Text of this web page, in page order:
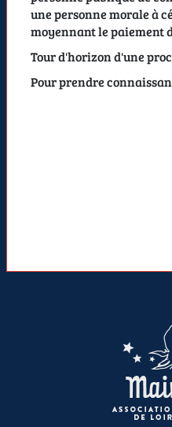
une personne morale à
moyennant le paiement
Tour d'horizon d'une
Pour prendre